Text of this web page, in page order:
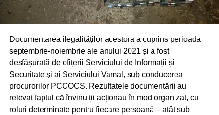
Documentarea ilegalităților acestora a cuprins perioada
septembrie-noiembrie ale anului 2021 și a fost
desfășurată de ofițerii Serviciului de Informații și
Securitate și ai Serviciului Vamal, sub conducerea
procurorilor PCCOCS. Rezultatele documentării au
relevat faptul că învinuiții acționau în mod organizat, cu
roluri determinate pentru fiecare persoană – atât sub